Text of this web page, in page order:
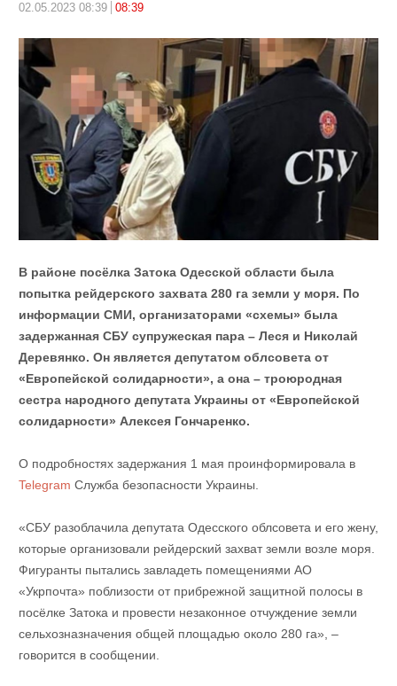
02.05.2023 08:39
08:39
В районе посёлка Затока Одесской области была
попытка рейдерского захвата 280 га земли у моря. По
информации СМИ, организаторами «схемы» была
задержанная СБУ супружеская пара – Леся и Николай
Деревянко. Он является депутатом облсовета от
«Европейской солидарности», а она – троюродная
сестра народного депутата Украины от «Европейской
солидарности» Алексея Гончаренко.
О подробностях задержания 1 мая проинформировала в
Telegram Служба безопасности Украины.
«СБУ разоблачила депутата Одесского облсовета и его жену,
которые организовали рейдерский захват земли возле моря.
Фигуранты пытались завладеть помещениями АО
«Укрпочта» поблизости от прибрежной защитной полосы в
посёлке Затока и провести незаконное отчуждение земли
сельхозназначения общей площадью около 280 га», –
говорится в сообщении.